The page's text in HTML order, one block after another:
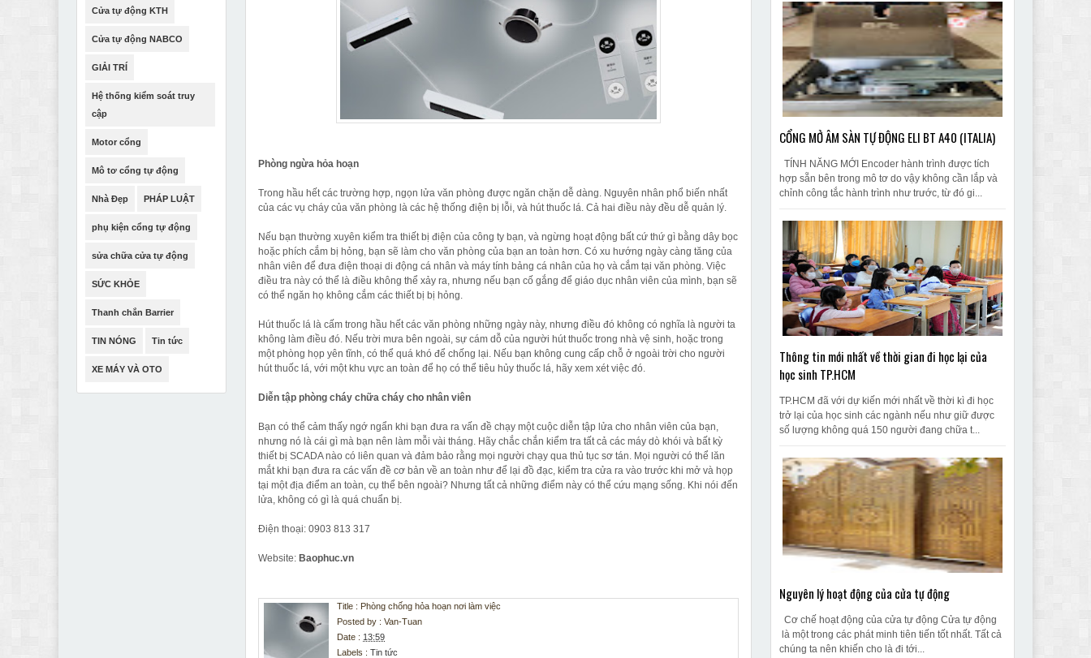
Phòng ngừa hỏa hoạn
Trong hầu hết các trường hợp, ngọn lửa văn phòng được ngăn chặn dễ dàng. Nguyên nhân phổ biến nhất
của các vụ cháy của văn phòng là các hệ thống điện bị lỗi, và hút thuốc lá. Cả hai điều này đều dễ quản lý.
Nếu bạn thường xuyên kiểm tra thiết bị điện của công ty bạn, và ngừng hoạt động bất cứ thứ gì bằng dây bọc
hoặc phích cắm bị hỏng, bạn sẽ làm cho văn phòng của bạn an toàn hơn. Có xu hướng ngày càng tăng của
nhân viên để đưa điện thoại di động cá nhân và máy tính bảng cá nhân của họ và cắm tại văn phòng. Việc
điều tra này có thể là điều không thể xảy ra, nhưng nếu bạn cố gắng để giáo dục nhân viên của mình, bạn sẽ
có thể ngăn họ không cắm các thiết bị bị hỏng.
Hút thuốc lá là cấm trong hầu hết các văn phòng những ngày này, nhưng điều đó không có nghĩa là người ta
không làm điều đó. Nếu trời mưa bên ngoài, sự cám dỗ của người hút thuốc trong nhà vệ sinh, hoặc trong
một phòng họp yên tĩnh, có thể quá khó để chống lại. Nếu bạn không cung cấp chỗ ở ngoài trời cho người
hút thuốc lá, với một khu vực an toàn để họ có thể tiêu hủy thuốc lá, hãy xem xét việc đó.
Diễn tập phòng cháy chữa cháy cho nhân viên
Bạn có thể cảm thấy ngớ ngẩn khi bạn đưa ra vấn đề chạy một cuộc diễn tập lửa cho nhân viên của bạn,
nhưng nó là cái gì mà bạn nên làm mỗi vài tháng. Hãy chắc chắn kiểm tra tất cả các máy dò khói và bất kỳ
thiết bị SCADA nào có liên quan và đảm bảo rằng mọi người chạy qua thủ tục sơ tán. Mọi người có thể lăn
mắt khi bạn đưa ra các vấn đề cơ bản về an toàn như để lại đồ đạc, kiểm tra cửa ra vào trước khi mở và họp
tại một địa điểm an toàn, cụ thể bên ngoài? Nhưng tất cả những điểm này có thể cứu mạng sống. Khi nói đến
lửa, không có gì là quá chuẩn bị.
Điện thoại: 0903 813 317
Website:Baophuc.vn
Title : Phòng chống hỏa hoạn nơi làm việc
Posted by :Van-Tuan
Date : 13:59
Labels :Tin tức
Cửa tự động KTH
Cửa tự động NABCO
GIẢI TRÍ
Hệ thống kiểm soát truy
cập
Motor cổng
Mô tơ cổng tự động
Nhà Đẹp PHÁP LUẬT
phụ kiện cổng tự động
sửa chữa cửa tự động
SỨC KHỎE
Thanh chắn Barrier
TIN NÓNG Tin tức
XE MÁY VÀ OTO
CỔNG MỞ ÂM SÀN TỰ ĐỘNG ELI BT A40 (ITALIA)
TÍNH NĂNG MỚI Encoder hành trình được tích
hợp sẵn bên trong mô tơ do vậy không cần lắp và
chỉnh công tắc hành trình như trước, từ đó gi...
Thông tin mới nhất về thời gian đi học lại của
học sinh TP.HCM
TP.HCM đã với dự kiến mới nhất về thời kì đi học
trở lại của học sinh các ngành nếu như giữ được
số lượng không quá 150 người đang chữa t...
Nguyên lý hoạt động của cửa tự động
Cơ chế hoạt động của cửa tự động Cửa tự động
là một trong các phát minh tiên tiến tốt nhất. Tất cả
chúng ta nên khiến cho là đi tới...